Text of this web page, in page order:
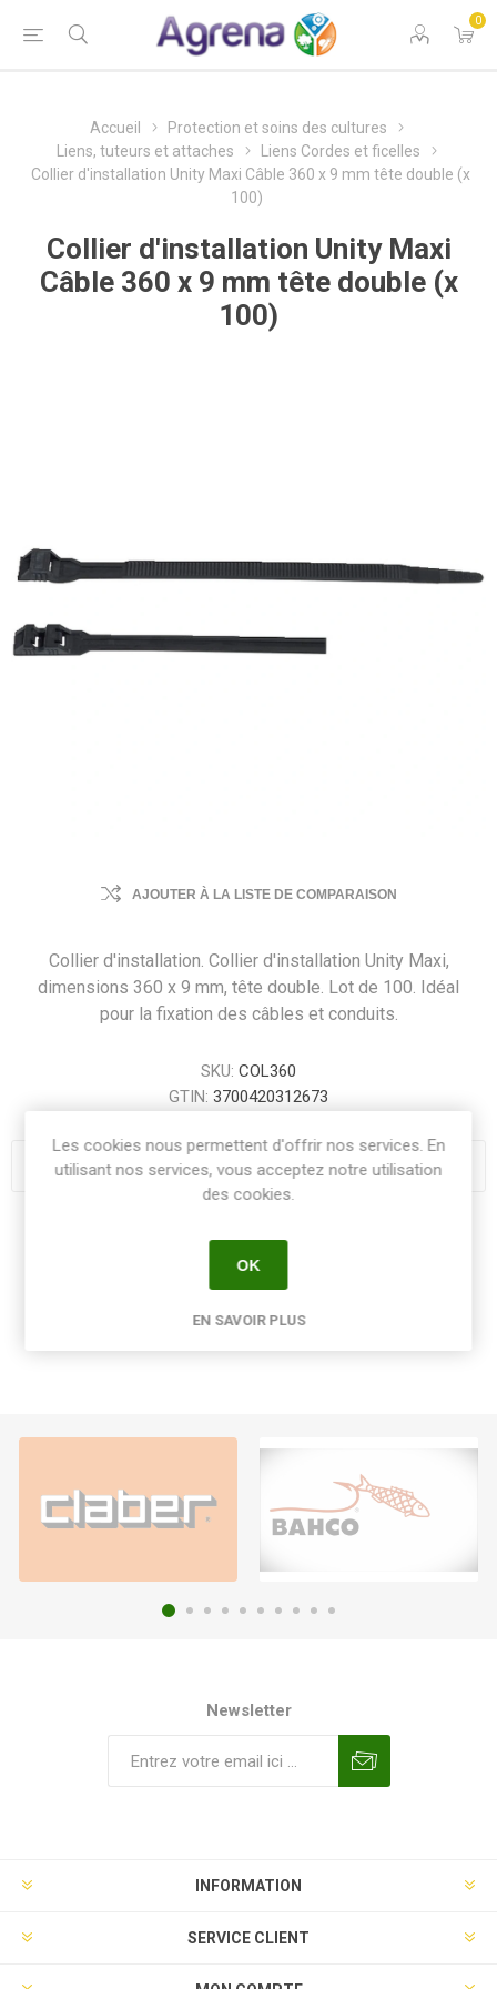
0
Accueil
Protection et soins des cultures
Liens, tuteurs et attaches
Liens Cordes et ficelles
Collier d'installation Unity Maxi Câble 360 x 9 mm tête double (x
100)
Collier d'installation Unity Maxi
Câble 360 x 9 mm tête double (x
100)
AJOUTER À LA LISTE DE COMPARAISON
Collier d'installation. Collier d'installation Unity Maxi,
dimensions 360 x 9 mm, tête double. Lot de 100. Idéal
pour la fixation des câbles et conduits.
SKU: COL360
GTIN: 3700420312673
Share:
Newsletter
INFORMATION
SERVICE CLIENT
Les cookies nous permettent d'offrir nos services. En
utilisant nos services, vous acceptez notre utilisation
des cookies.
OK
EN SAVOIR PLUS